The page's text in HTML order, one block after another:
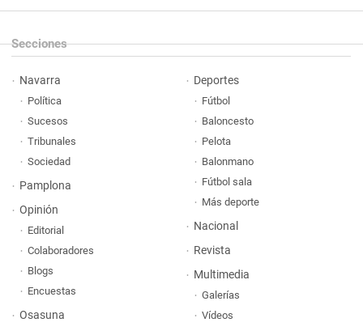
Secciones
Navarra
Política
Sucesos
Tribunales
Sociedad
Pamplona
Opinión
Editorial
Colaboradores
Blogs
Encuestas
Osasuna
Deportes
Fútbol
Baloncesto
Pelota
Balonmano
Fútbol sala
Más deporte
Nacional
Revista
Multimedia
Galerías
Vídeos